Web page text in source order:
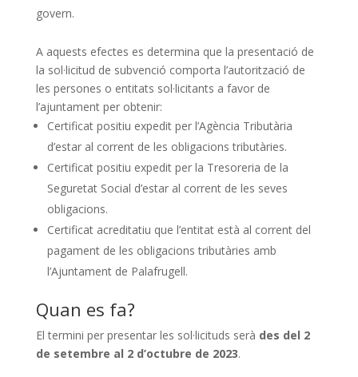
govern.
A aquests efectes es determina que la presentació de
la sol·licitud de subvenció comporta l’autorització de
les persones o entitats sol·licitants a favor de
l’ajuntament per obtenir:
Certificat positiu expedit per l’Agència Tributària
d’estar al corrent de les obligacions tributàries.
Certificat positiu expedit per la Tresoreria de la
Seguretat Social d’estar al corrent de les seves
obligacions.
Certificat acreditatiu que l’entitat està al corrent del
pagament de les obligacions tributàries amb
l’Ajuntament de Palafrugell.
Quan es fa?
El termini per presentar les sol·licituds serà des del 2
de setembre al 2 d’octubre de 2023.